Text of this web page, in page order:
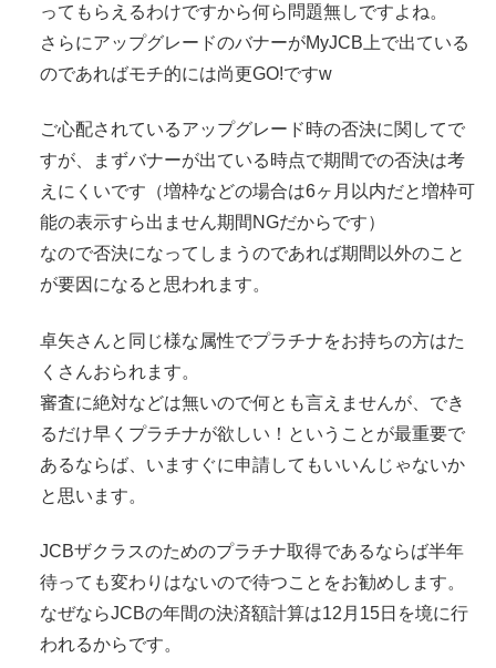
ってもらえるわけですから何ら問題無しですよね。
さらにアップグレードのバナーがMyJCB上で出ている
のであればモチ的には尚更GO!ですw
ご心配されているアップグレード時の否決に関してで
すが、まずバナーが出ている時点で期間での否決は考
えにくいです（増枠などの場合は6ヶ月以内だと増枠可
能の表示すら出ません期間NGだからです）
なので否決になってしまうのであれば期間以外のこと
が要因になると思われます。
卓矢さんと同じ様な属性でプラチナをお持ちの方はた
くさんおられます。
審査に絶対などは無いので何とも言えませんが、でき
るだけ早くプラチナが欲しい！ということが最重要で
あるならば、いますぐに申請してもいいんじゃないか
と思います。
JCBザクラスのためのプラチナ取得であるならば半年
待っても変わりはないので待つことをお勧めします。
なぜならJCBの年間の決済額計算は12月15日を境に行
われるからです。